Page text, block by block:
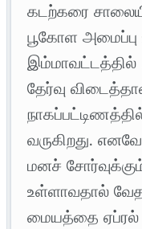
கடற்கரை
பூகோள
இம்மாவட்டத்தில்
தேர்வு
வருகிறது.
மனச்
உள்ளாவதால்
மையத்தை